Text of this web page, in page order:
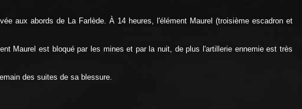
aux abords de La Farlède. À 14 heures, l'élément Maurel (troisième escadron et
Maurel est bloqué par les mines et par la nuit, de plus l'artillerie ennemie est très
des suites de sa blessure.